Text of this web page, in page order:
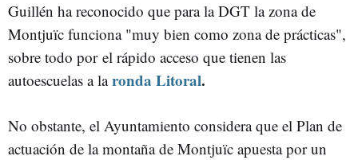
Guillén ha reconocido que para la DGT la zona de
Montjuïc funciona "muy bien como zona de prácticas",
sobre todo por el rápido acceso que tienen las
autoescuelas a laronda Litoral.
No obstante, el Ayuntamiento considera que el Plan de
actuación de la montaña de Montjuïc apuesta por un